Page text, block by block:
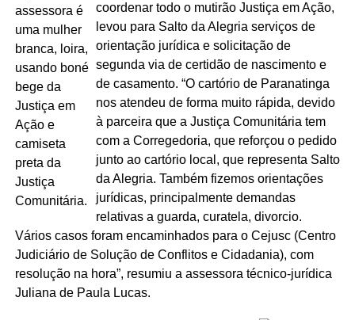
coordenar todo o mutirão Justiça em Ação,
levou para Salto da Alegria serviços de
orientação jurídica e solicitação de
segunda via de certidão de nascimento e
de casamento. “O cartório de Paranatinga
nos atendeu de forma muito rápida, devido
à parceira que a Justiça Comunitária tem
com a Corregedoria, que reforçou o pedido
junto ao cartório local, que representa Salto
da Alegria. Também fizemos orientações
jurídicas, principalmente demandas
relativas a guarda, curatela, divorcio.
Vários casos foram encaminhados para o Cejusc (Centro
Judiciário de Solução de Conflitos e Cidadania), com
resolução na hora”, resumiu a assessora técnico-jurídica
Juliana de Paula Lucas.